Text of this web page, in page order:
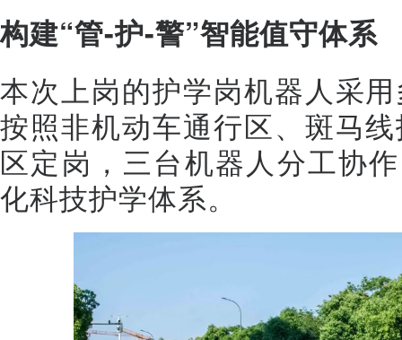
构建“管-护-警”智能值守体系
本次上岗的护学岗机器人采
按照非机动车通行区、斑马
区定岗，三台机器人分工协
化科技护学体系。